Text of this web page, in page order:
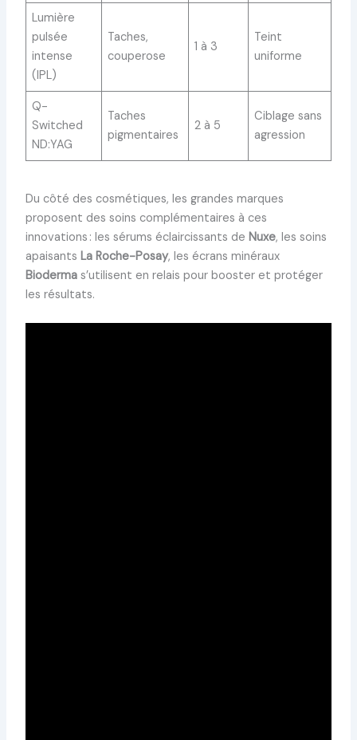
Lumière
pulsée
intense
(IPL)
Taches,
couperose
1 à 3
Teint
uniforme
Q-
Switched
ND:YAG
Taches
pigmentaires
2 à 5
Ciblage sans
agression
Du côté des cosmétiques, les grandes marques
proposent des soins complémentaires à ces
innovations : les sérums éclaircissants de Nuxe, les soins
apaisants La Roche-Posay, les écrans minéraux
Biodermas’utilisent en relais pour booster et protéger
les résultats.